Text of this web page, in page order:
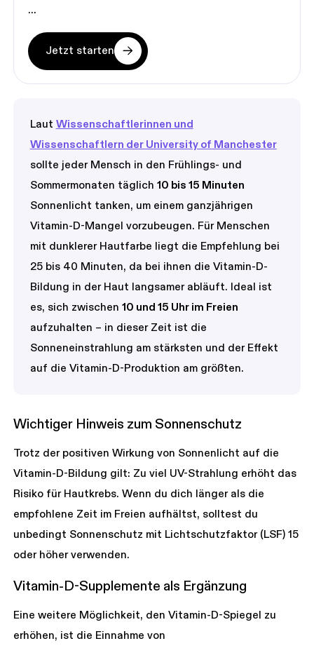
Jetzt starten
Laut Wissenschaftlerinnen und
Wissenschaftlern der University of Manchester
sollte jeder Mensch in den Frühlings- und
Sommermonaten täglich 10 bis 15 Minuten
Sonnenlicht tanken, um einem ganzjährigen
Vitamin-D-Mangel vorzubeugen. Für Menschen
mit dunklerer Hautfarbe liegt die Empfehlung bei
25 bis 40 Minuten, da bei ihnen die Vitamin-D-
Bildung in der Haut langsamer abläuft. Ideal ist
es, sich zwischen 10 und 15 Uhr im Freien
aufzuhalten – in dieser Zeit ist die
Sonneneinstrahlung am stärksten und der Effekt
auf die Vitamin-D-Produktion am größten.
Wichtiger Hinweis zum Sonnenschutz
Trotz der positiven Wirkung von Sonnenlicht auf die
Vitamin-D-Bildung gilt: Zu viel UV-Strahlung erhöht das
Risiko für Hautkrebs. Wenn du dich länger als die
empfohlene Zeit im Freien aufhältst, solltest du
unbedingt Sonnenschutz mit Lichtschutzfaktor (LSF) 15
oder höher verwenden.
Vitamin-D-Supplemente als Ergänzung
Eine weitere Möglichkeit, den Vitamin-D-Spiegel zu
erhöhen, ist die Einnahme von